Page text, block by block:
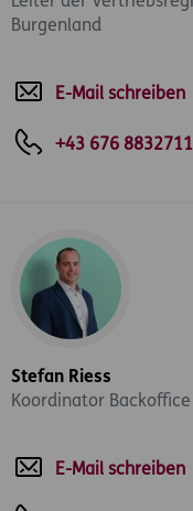
Burgenland
E-Mail schreiben
+43 676
Stefan Riess
Koordinator
E-Mail schreiben